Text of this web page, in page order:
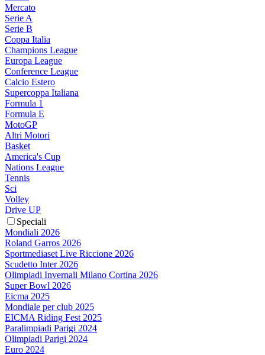
Mercato
Serie A
Serie B
Coppa Italia
Champions League
Europa League
Conference League
Calcio Estero
Supercoppa Italiana
Formula 1
Formula E
MotoGP
Altri Motori
Basket
America's Cup
Nations League
Tennis
Sci
Volley
Drive UP
Speciali
Mondiali 2026
Roland Garros 2026
Sportmediaset Live Riccione 2026
Scudetto Inter 2026
Olimpiadi Invernali Milano Cortina 2026
Super Bowl 2026
Eicma 2025
Mondiale per club 2025
EICMA Riding Fest 2025
Paralimpiadi Parigi 2024
Olimpiadi Parigi 2024
Euro 2024